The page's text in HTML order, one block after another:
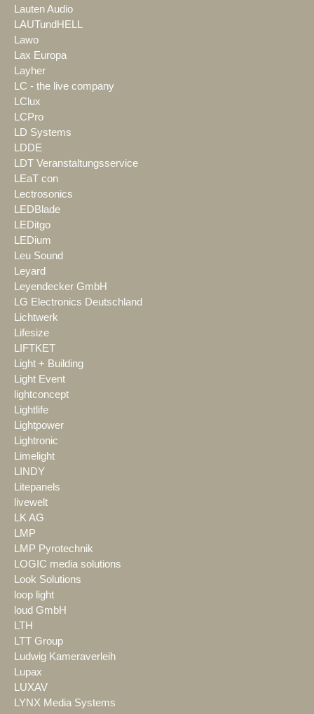
Lauten Audio
LAUTundHELL
Lawo
Lax Europa
Layher
LC - the live company
LClux
LCPro
LD Systems
LDDE
LDT Veranstaltungsservice
LEaT con
Lectrosonics
LEDBlade
LEDitgo
LEDium
Leu Sound
Leyard
Leyendecker GmbH
LG Electronics Deutschland
Lichtwerk
Lifesize
LIFTKET
Light + Building
Light Event
lightconcept
Lightlife
Lightpower
Lightronic
Limelight
LINDY
Litepanels
livewelt
LK AG
LMP
LMP Pyrotechnik
LOGIC media solutions
Look Solutions
loop light
loud GmbH
LTH
LTT Group
Ludwig Kameraverleih
Lupax
LUXAV
LYNX Media Systems